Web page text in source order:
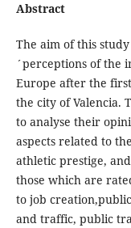
Abstract
The aim of this
´perceptions of the
Europe after the
the city of Valencia.
to analyse their
aspects related to
athletic prestige,
those which are
to job
and traffic, public